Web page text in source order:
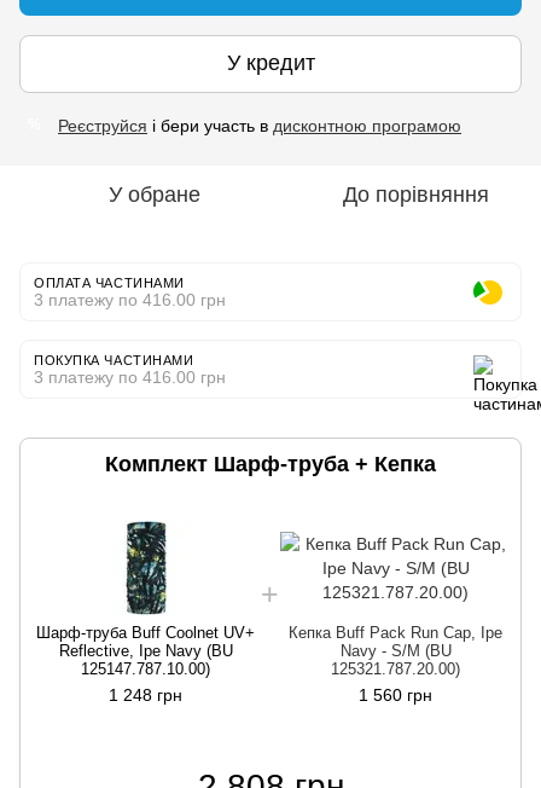
У кредит
Реєструйся і бери участь в дисконтною програмою
У обране До порівняння
ОПЛАТА ЧАСТИНАМИ
3 платежу по 416.00 грн
ПОКУПКА ЧАСТИНАМИ
3 платежу по 416.00 грн
Комплект Шарф-труба + Кепка
Шарф-труба Buff Coolnet UV+
Reflective, Ipe Navy (BU
125147.787.10.00)
1 248 грн
Кепка Buff Pack Run Cap, Ipe
Navy - S/M (BU
125321.787.20.00)
1 560 грн